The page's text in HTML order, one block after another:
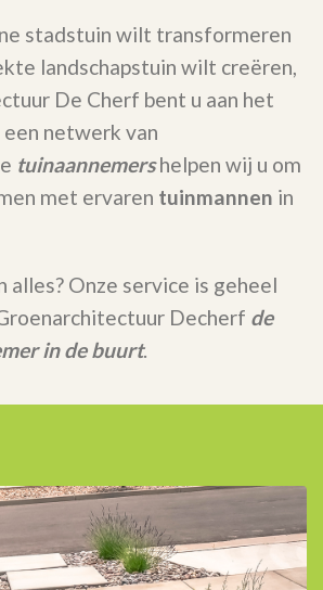
stadstuin wilt transformeren
landschapstuin wilt creëren,
De Cherf bent u aan het
netwerk van
tuinaannemershelpen wij u om
met ervaren tuinmannen in
alles? Onze service is geheel
Decherf de
in de buurt.